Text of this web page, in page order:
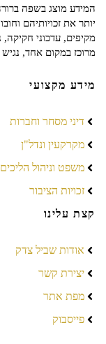
המידע מוצג בשפה
יותר את זכויותיהם
מקיפים, עדכוני
מרוכז במקום אחד,
מידע מקצועי
דיני מסחר וחברות
מקרקעין ונדל"ן
משפט וניהול הליכים
זכויות הציבור
קצת עלינו
אודות שביל צדק
יצירת קשר
מפת אתר
פייסבוק